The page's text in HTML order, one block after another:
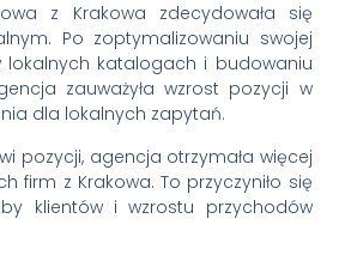
z Krakowa zdecydowała się
Po zoptymalizowaniu swojej
lokalnych katalogach i budowaniu
zauważyła wzrost pozycji w
dla lokalnych zapytań.
pozycji, agencja otrzymała więcej
firm z Krakowa. To przyczyniło się
klientów i wzrostu przychodów